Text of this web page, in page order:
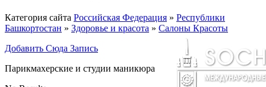
Категория сайта Российская Федерация » Республики
Башкортостан » Здоровье и красота » Салоны Красоты
Добавить Сюда Запись
Парикмахерские и студии маникюра